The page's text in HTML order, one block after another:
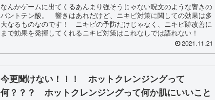
なんかゲームに出てくるあんまり強そうじゃない呪文のような響きの
パントテン酸。 響きはあれだけど、ニキビ対策に関しての効果は多
大なるものなのです！ ニキビの予防だけじゃなく、ニキビ跡改善に
まで効果を発揮してくれるニキビ対策はこれなしでは語れない！
2021.11.21
今更聞けない！！！ ホットクレンジングって
何？？？ ホットクレンジングって何か肌にいいこと